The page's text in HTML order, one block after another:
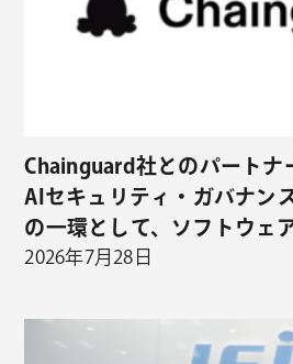
Chainguard社とのパート
AIセキュリティ・ガバナン
の一環として、ソフトウェ
ンセキュリティの取り扱い
2026年7月28日